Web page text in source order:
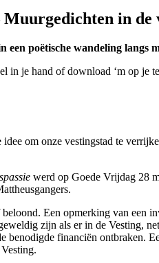
in de
een poëtische wandeling langs
in je hand of download ‘m op
om onze vestingstad te
werd op Goede Vrijdag 28
Een opmerking van een
zijn als er in de Vesting,
benodigde financiën ontbraken.